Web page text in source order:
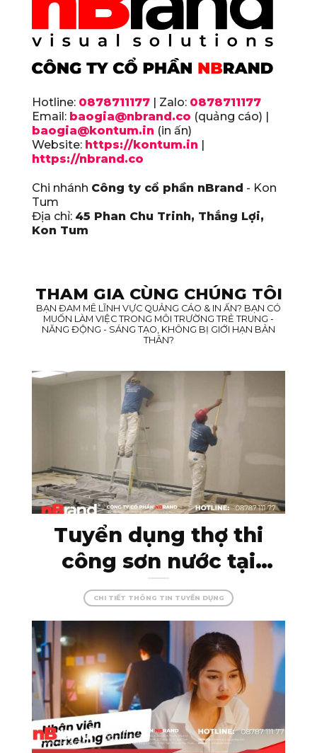
Hotline: 0878711177 | Zalo: 0878711177
Email: baogia@nbrand.co (quảng cáo) |
baogia@kontum.in (in ấn)
Website: https://kontum.in
https://nbrand.co
Chi nhánh Công ty cổ phần nBrand - Kon
Tum
Địa chỉ: 45 Phan Chu Trinh, Thắng Lợi,
Kon Tum
THAM GIA CÙNG CHÚNG TÔI
BẠN ĐAM MÊ LĨNH VỰC QUẢNG CÁO & IN ẤN? BẠN CÓ
MUỐN LÀM VIỆC TRONG MÔI TRƯỜNG TRẺ TRUNG -
NĂNG ĐỘNG - SÁNG TẠO, KHÔNG BỊ GIỚI HẠN BẢN
THÂN?
Tuyển dụng thợ thi
công sơn nước tại
Kon Tum – đam mê
cùng màu sắc, tạo
dựng những công
trình hoàn hảo!
CHI TIẾT THÔNG TIN TUYỂN DỤNG